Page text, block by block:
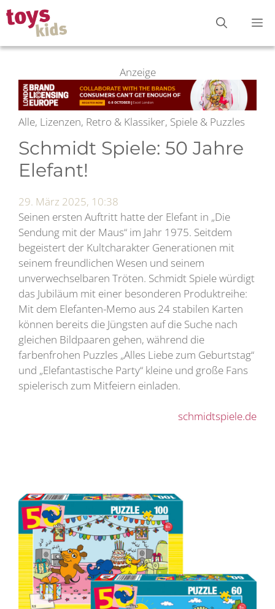
Zum
Inhalt
springen
Anzeige
Alle, Lizenzen, Retro & Klassiker, Spiele & Puzzles
Schmidt Spiele: 50 Jahre
Elefant!
29. März 2025, 10:38
Seinen ersten Auftritt hatte der Elefant in „Die
Sendung mit der Maus“ im Jahr 1975. Seitdem
begeistert der Kultcharakter Generationen mit
seinem freundlichen Wesen und seinem
unverwechselbaren Tröten. Schmidt Spiele würdigt
das Jubiläum mit einer besonderen Produktreihe:
Mit dem Elefanten-Memo aus 24 stabilen Karten
können bereits die Jüngsten auf die Suche nach
gleichen Bildpaaren gehen, während die
farbenfrohen Puzzles „Alles Liebe zum Geburtstag“
und „Elefantastische Party“ kleine und große Fans
spielerisch zum Mitfeiern einladen.
schmidtspiele.de